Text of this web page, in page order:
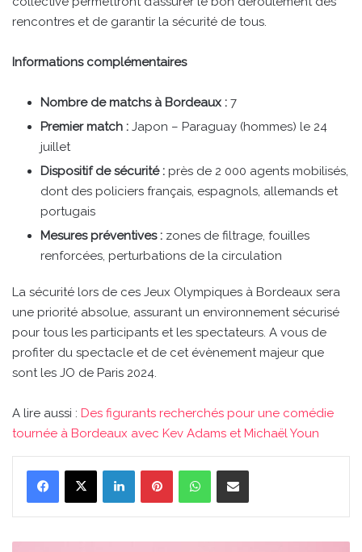
rencontres et de garantir la sécurité de tous.
Informations complémentaires
Nombre de matchs à Bordeaux : 7
Premier match : Japon – Paraguay (hommes) le 24
juillet
Dispositif de sécurité : près de 2 000 agents mobilisés,
dont des policiers français, espagnols, allemands et
portugais
Mesures préventives : zones de filtrage, fouilles
renforcées, perturbations de la circulation
La sécurité lors de ces Jeux Olympiques à Bordeaux sera
une priorité absolue, assurant un environnement sécurisé
pour tous les participants et les spectateurs. A vous de
profiter du spectacle et de cet évènement majeur que
sont les JO de Paris 2024.
A lire aussi : Des figurants recherchés pour une comédie
tournée à Bordeaux avec Kev Adams et Michaël Youn
LinkedinPinterestWhatsAppPartager par email